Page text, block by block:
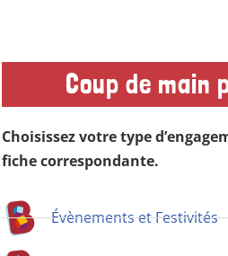
Coup de main
Choisissez votre type
fiche correspondante.
Évènements et Festivités